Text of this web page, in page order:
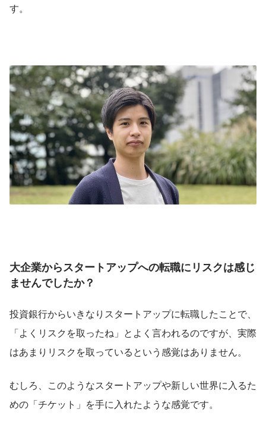
す。
大企業からスタートアップへの転職にリスクは感じ
ませんでしたか？
投資銀行からいきなりスタートアップに転職したことで、
「よくリスクを取ったね」とよく言われるのですが、実際
はあまりリスクを取っているという感覚はありません。
むしろ、このようなスタートアップや新しい世界に入るた
めの「チケット」を手に入れたような感覚です。